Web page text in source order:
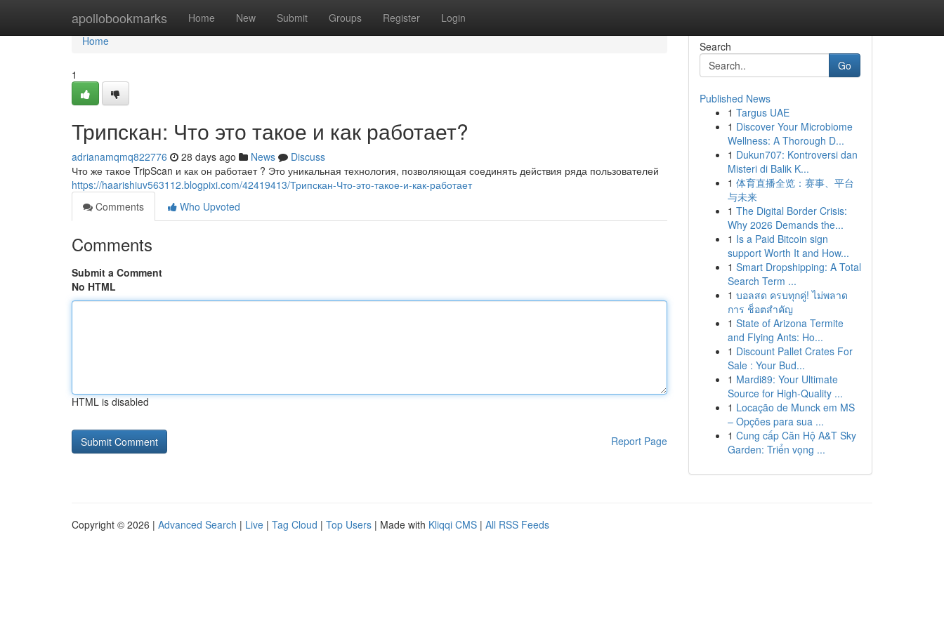
apollobookmarks Home New Submit Groups Register Login
Home
Home
1
Трипскан: Что это такое и как работает?
adrianamqmq822776 28 days ago News
Discuss
Что же такое TripScan и как он работает ? Это уникальная технология, позволяющая соединять действия ряда пользователей
https://haarishiuv563112.blogpixi.com/42419413/Трипскан-Что-это-такое-и-как-работает
Comments
Who Upvoted
Comments
Submit a Comment
No HTML
HTML is disabled
Report Page
Search
Go
Published News
1 Targus UAE
1 Discover Your Microbiome
Wellness: A Thorough D...
1 Dukun707: Kontroversi dan
Misteri di Balik K...
1 体育直播全览：赛事、平台
与未来
1 The Digital Border Crisis:
Why 2026 Demands the...
1 Is a Paid Bitcoin sign
support Worth It and How...
1 Smart Dropshipping: A Total
Search Term ...
1 บอลสด ครบทุกคู่! ไม่พลาด
การ ช็อตสำคัญ
1 State of Arizona Termite
and Flying Ants: Ho...
1 Discount Pallet Crates For
Sale : Your Bud...
1 Mardi89: Your Ultimate
Source for High-Quality ...
1 Locação de Munck em MS
– Opções para sua ...
1 Cung cấp Căn Hộ A&T Sky
Garden: Triển vọng ...
Copyright © 2026 | Advanced Search | Live | Tag Cloud | Top Users | Made with Kliqqi CMS | All RSS Feeds